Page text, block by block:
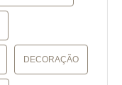
DECORAÇÃO